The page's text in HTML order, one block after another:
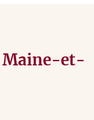
Maine-et-